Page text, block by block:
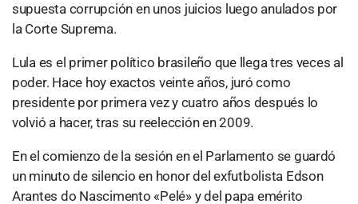
supuesta corrupción en unos juicios luego anulados por
la Corte Suprema.
Lula es el primer político brasileño que llega tres veces al
poder. Hace hoy exactos veinte años, juró como
presidente por primera vez y cuatro años después lo
volvió a hacer, tras su reelección en 2009.
En el comienzo de la sesión en el Parlamento se guardó
un minuto de silencio en honor del exfutbolista Edson
Arantes do Nascimento «Pelé» y del papa emérito